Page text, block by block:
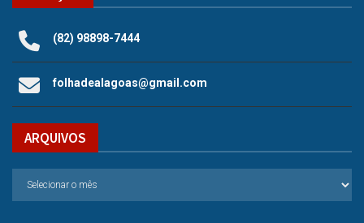
(82) 98898-7444
folhadealagoas@gmail.com
ARQUIVOS